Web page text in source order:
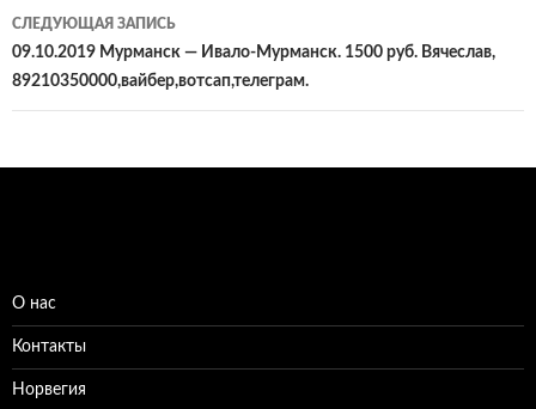
СЛЕДУЮЩАЯ ЗАПИСЬ
09.10.2019 Мурманск — Ивало-Мурманск. 1500 руб. Вячеслав,
89210350000,вайбер,вотсап,телеграм.
О нас
Контакты
Норвегия